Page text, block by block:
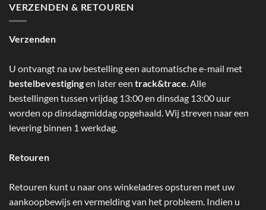
VERZENDEN & RETOUREN
Verzenden
U ontvangt na uw bestelling een automatische e-mail met
bestelbevestigingen later een track&trace. Alle
bestellingen tussen vrijdag 13:00 en dinsdag 13:00 uur
worden op dinsdagmiddag opgehaald. Wij streven naar een
levering binnen 1 werkdag.
Retouren
Retouren kunt u naar ons winkeladres opsturen met uw
aankoopbewijs en vermelding van het probleem. Indien u